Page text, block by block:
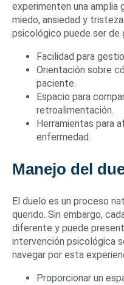
experimenten una amplia
miedo, ansiedad y
psicológico puede ser de
Facilidad para
Orientación sobre
paciente.
Espacio para
retroalimentación.
Herramientas para
enfermedad.
Manejo del
El duelo es un proceso
querido. Sin embargo,
diferente y puede
intervención psicológica
navegar por esta
Proporcionar un